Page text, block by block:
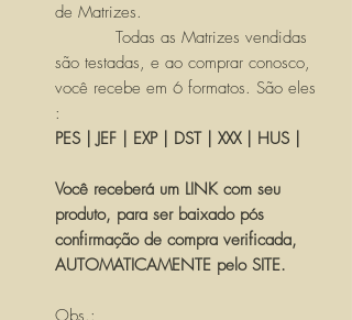
de Matrizes.
Todas as Matrizes vendidas
são testadas, e ao comprar conosco,
você recebe em 6 formatos. São eles
:
PES | JEF | EXP | DST | XXX | HUS |
Você receberá um LINK com seu
produto, para ser baixado pós
confirmação de compra verificada,
AUTOMATICAMENTE pelo SITE.